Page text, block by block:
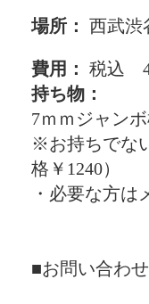
場所： 西武
費用： 税込
持ち物：
7ｍｍジャン
※お持ちでな
格￥1240）
・必要な方は
■お問い合わ